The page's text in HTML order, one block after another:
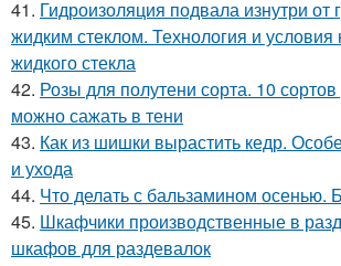
41. Гидроизоляция подвала изнутри от
жидким стеклом. Технология и условия
жидкого стекла
42. Розы для полутени сорта. 10
можно сажать в тени
43. Как из шишки вырастить кедр.
и ухода
44. Что делать с бальзамином осенью.
45. Шкафчики производственные в
шкафов для раздевалок